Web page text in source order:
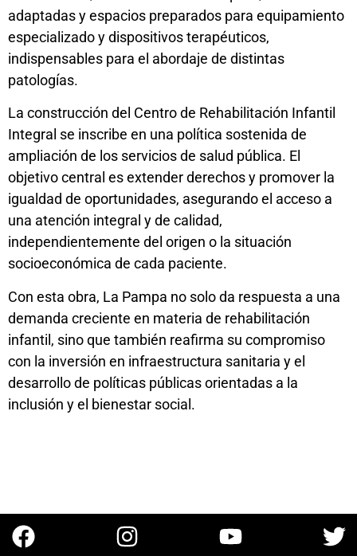
adaptadas y espacios preparados para equipamiento
especializado y dispositivos terapéuticos,
indispensables para el abordaje de distintas
patologías.
La construcción del Centro de Rehabilitación Infantil
Integral se inscribe en una política sostenida de
ampliación de los servicios de salud pública. El
objetivo central es extender derechos y promover la
igualdad de oportunidades, asegurando el acceso a
una atención integral y de calidad,
independientemente del origen o la situación
socioeconómica de cada paciente.
Con esta obra, La Pampa no solo da respuesta a una
demanda creciente en materia de rehabilitación
infantil, sino que también reafirma su compromiso
con la inversión en infraestructura sanitaria y el
desarrollo de políticas públicas orientadas a la
inclusión y el bienestar social.